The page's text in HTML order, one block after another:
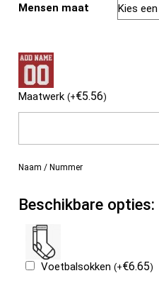
Mensen maat
Maatwerk(+€5.56)
Naam / Nummer
Beschikbare opties:
Voetbalsokken(+€6.65)